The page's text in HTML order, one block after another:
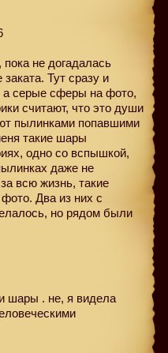
не догадалась
Тут сразу и
а серые сферы на фото,
считают, что это души
пылинками попавшими
такие шары
одно со вспышкой,
даже не
всю жизнь, такие
Два из них с
но рядом были
шары . не, я видела